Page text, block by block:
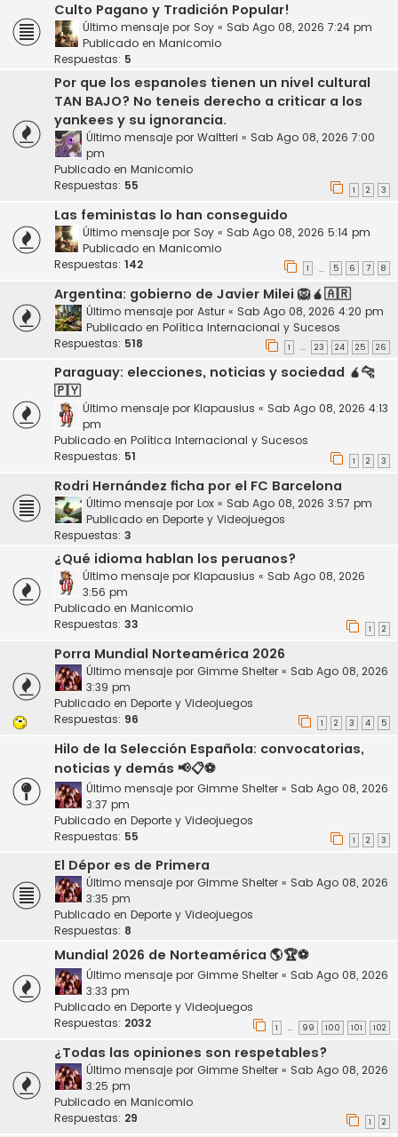
Culto Pagano y Tradición Popular!
Último mensaje por Soy « Sab Ago 08, 2026 7:24 pm
Publicado en Manicomio
Respuestas: 5
Por que los espanoles tienen un nivel cultural
TAN BAJO? No teneis derecho a criticar a los
yankees y su ignorancia.
Último mensaje por Waltteri « Sab Ago 08, 2026 7:00
pm
Publicado en Manicomio
Respuestas: 55 1 2 3
Las feministas lo han conseguido
Último mensaje por Soy « Sab Ago 08, 2026 5:14 pm
Publicado en Manicomio
Respuestas: 142 1 … 5 6 7 8
Argentina: gobierno de Javier Milei 🦁🧉🇦🇷
Último mensaje por Astur « Sab Ago 08, 2026 4:20 pm
Publicado en Política Internacional y Sucesos
Respuestas: 518 1 … 23 24 25 26
Paraguay: elecciones, noticias y sociedad 🧉🐆
🇵🇾
Último mensaje por Klapausius « Sab Ago 08, 2026 4:13
pm
Publicado en Política Internacional y Sucesos
Respuestas: 51 1 2 3
Rodri Hernández ficha por el FC Barcelona
Último mensaje por Lox « Sab Ago 08, 2026 3:57 pm
Publicado en Deporte y Videojuegos
Respuestas: 3
¿Qué idioma hablan los peruanos?
Último mensaje por Klapausius « Sab Ago 08, 2026
3:56 pm
Publicado en Manicomio
Respuestas: 33 1 2
Porra Mundial Norteamérica 2026
Último mensaje por Gimme Shelter « Sab Ago 08, 2026
3:39 pm
Publicado en Deporte y Videojuegos
Respuestas: 96 1 2 3 4 5
Hilo de la Selección Española: convocatorias,
noticias y demás 📢📋⚽️
Último mensaje por Gimme Shelter « Sab Ago 08, 2026
3:37 pm
Publicado en Deporte y Videojuegos
Respuestas: 55 1 2 3
El Dépor es de Primera
Último mensaje por Gimme Shelter « Sab Ago 08, 2026
3:35 pm
Publicado en Deporte y Videojuegos
Respuestas: 8
Mundial 2026 de Norteamérica 🌎🏆⚽
Último mensaje por Gimme Shelter « Sab Ago 08, 2026
3:33 pm
Publicado en Deporte y Videojuegos
Respuestas: 2032 1 … 99 100 101 102
¿Todas las opiniones son respetables?
Último mensaje por Gimme Shelter « Sab Ago 08, 2026
3:25 pm
Publicado en Manicomio
Respuestas: 29 1 2